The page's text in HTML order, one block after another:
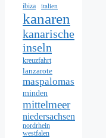
ibiza italien
kanaren
kanarische
inseln
kreuzfahrt
lanzarote
maspalomas
minden
mittelmeer
niedersachsen
nordrhein
westfalen